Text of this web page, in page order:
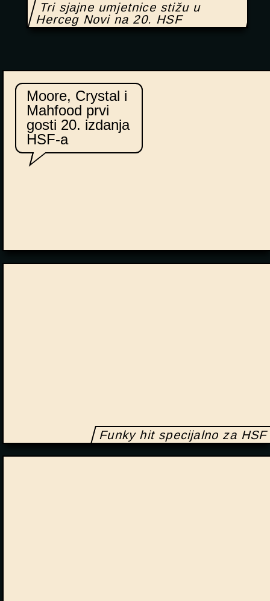
Tri sjajne umjetnice stižu u
Herceg Novi na 20. HSF
Moore, Crystal i
Mahfood prvi
gosti 20. izdanja
HSF-a
Funky hit specijalno za HSF